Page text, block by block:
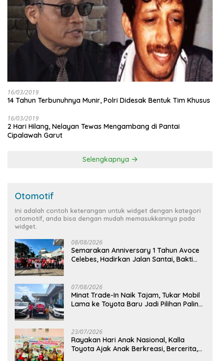
16/03/2019
14 Tahun Terbunuhnya Munir, Polri Didesak Bentuk Tim Khusus
16/03/2019
2 Hari Hilang, Nelayan Tewas Mengambang di Pantai
Cipalawah Garut
Selengkapnya
Otomotif
Ini adalah contoh keterangan untuk widget dengan kategori
otomotif, anda bisa dengan mudah memasukkannya pada
widget.
08/08/2026
Semarakan Anniversary 1 Tahun Avoce
Celebes, Hadirkan Jalan Santai, Bakti
07/08/2026
Minat Trade-In Naik Tajam, Tukar Mobil
Lama ke Toyota Baru Jadi Pilihan Paling
23/07/2026
Rayakan Hari Anak Nasional, Kalla
Toyota Ajak Anak Berkreasi, Bercerita,